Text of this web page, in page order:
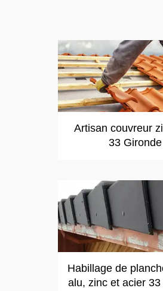
Artisan couvreur
33 Gironde
Habillage de
alu, zinc et acier